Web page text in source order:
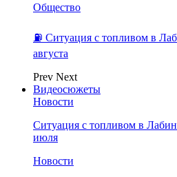
Общество
⛽️ Ситуация с топливом в
августа
Prev Next
Видеосюжеты
Новости
Ситуация с топливом в
июля
Новости